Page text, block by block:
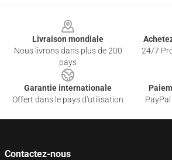
Livraison mondiale
Nous livrons dans plus de 200
pays
24/7
Garantie internationale
Offert dans le pays d'utilisation
Contactez-nous